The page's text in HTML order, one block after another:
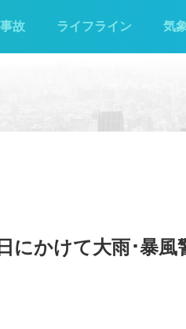
事故 ライフライン 気
にかけて大雨･暴風